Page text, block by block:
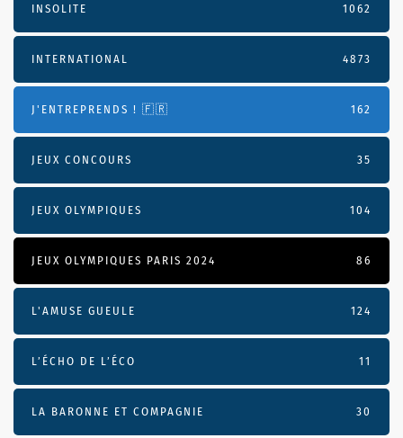
INSOLITE 1062
INTERNATIONAL 4873
J'ENTREPRENDS ! 🇫🇷 162
JEUX CONCOURS 35
JEUX OLYMPIQUES 104
JEUX OLYMPIQUES PARIS 2024 86
L'AMUSE GUEULE 124
L’ÉCHO DE L’ÉCO 11
LA BARONNE ET COMPAGNIE 30